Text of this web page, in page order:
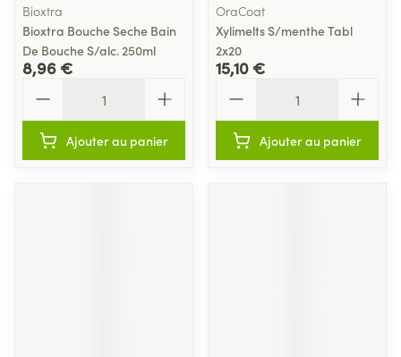
Bioxtra
Bioxtra Bouche Seche Bain
De Bouche S/alc. 250ml
8,96 €
Ajouter au panier
OraCoat
Xylimelts S/menthe Tabl
2x20
15,10 €
Ajouter au panier